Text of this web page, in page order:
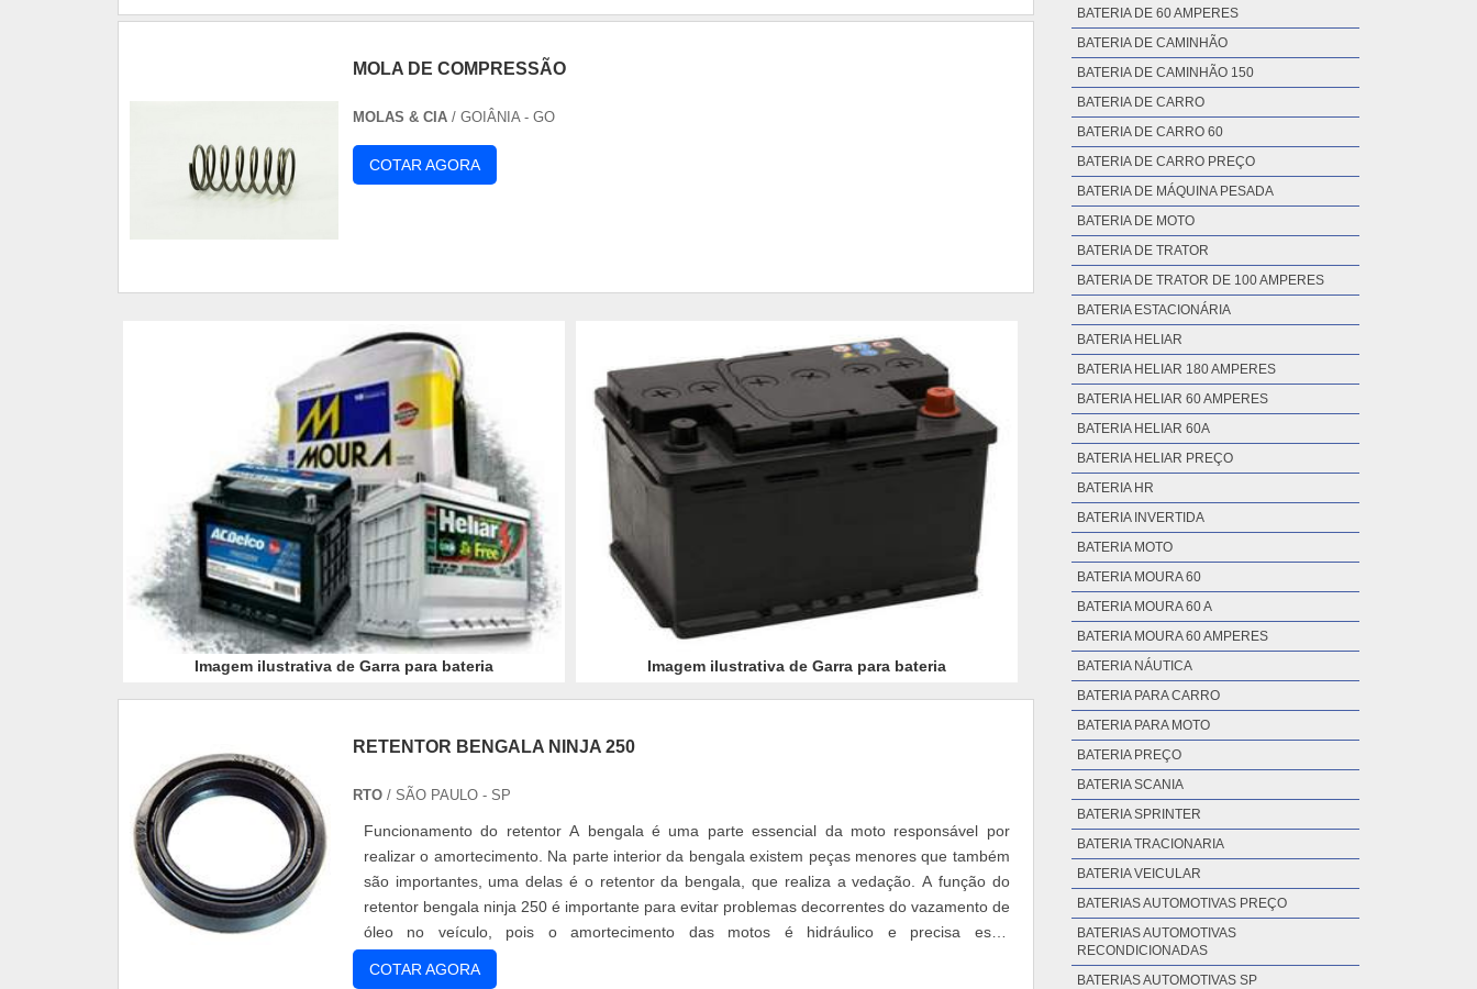
MOLA DE COMPRESSÃO
MOLAS & CIA / GOIÂNIA - GO
COTAR AGORA
Imagem ilustrativa de Garra para bateria Imagem ilustrativa de Garra para bateria
RETENTOR BENGALA NINJA 250
RTO/ SÃO PAULO - SP
Funcionamento do retentor A bengala é uma parte essencial da moto responsável por
realizar o amortecimento. Na parte interior da bengala existem peças menores que também
são importantes, uma delas é o retentor da bengala, que realiza a vedação. A função do
retentor bengala ninja 250 é importante para evitar problemas decorrentes do vazamento de
óleo no veículo, pois o amortecimento das motos é hidráulico e precisa estar
constantemente lubrif....
COTAR AGORA
BATERIA DE 60 AMPERES
BATERIA DE CAMINHÃO
BATERIA DE CAMINHÃO 150
BATERIA DE CARRO
BATERIA DE CARRO 60
BATERIA DE CARRO PREÇO
BATERIA DE MÁQUINA PESADA
BATERIA DE MOTO
BATERIA DE TRATOR
BATERIA DE TRATOR DE 100 AMPERES
BATERIA ESTACIONÁRIA
BATERIA HELIAR
BATERIA HELIAR 180 AMPERES
BATERIA HELIAR 60 AMPERES
BATERIA HELIAR 60A
BATERIA HELIAR PREÇO
BATERIA HR
BATERIA INVERTIDA
BATERIA MOTO
BATERIA MOURA 60
BATERIA MOURA 60 A
BATERIA MOURA 60 AMPERES
BATERIA NÁUTICA
BATERIA PARA CARRO
BATERIA PARA MOTO
BATERIA PREÇO
BATERIA SCANIA
BATERIA SPRINTER
BATERIA TRACIONARIA
BATERIA VEICULAR
BATERIAS AUTOMOTIVAS PREÇO
BATERIAS AUTOMOTIVAS
RECONDICIONADAS
BATERIAS AUTOMOTIVAS SP